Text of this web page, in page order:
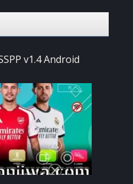
v1.4 Android